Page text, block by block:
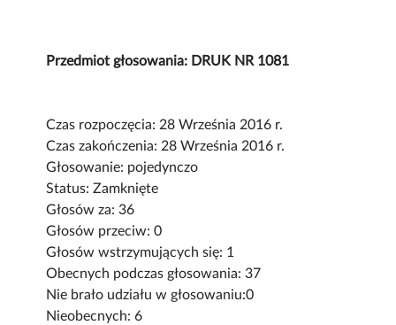
Przedmiot głosowania: DRUK NR 1081
Czas rozpoczęcia: 28 Września 2016 r.
Czas zakończenia: 28 Września 2016 r.
Głosowanie: pojedynczo
Status: Zamknięte
Głosów za: 36
Głosów przeciw: 0
Głosów wstrzymujących się: 1
Obecnych podczas głosowania: 37
Nie brało udziału w głosowaniu:0
Nieobecnych: 6